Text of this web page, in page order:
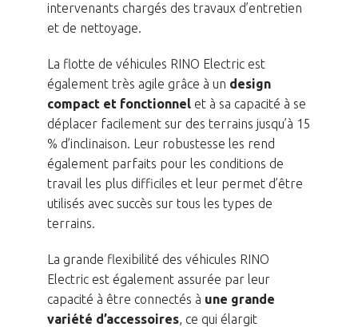
intervenants chargés des travaux d’entretien
et de nettoyage.
La flotte de véhicules RINO Electric est
également très agile grâce à un design
compact et fonctionnel et à sa capacité à se
déplacer facilement sur des terrains jusqu’à 15
% d’inclinaison. Leur robustesse les rend
également parfaits pour les conditions de
travail les plus difficiles et leur permet d’être
utilisés avec succès sur tous les types de
terrains.
La grande flexibilité des véhicules RINO
Electric est également assurée par leur
capacité à être connectés à une grande
variété d’accessoires, ce qui élargit